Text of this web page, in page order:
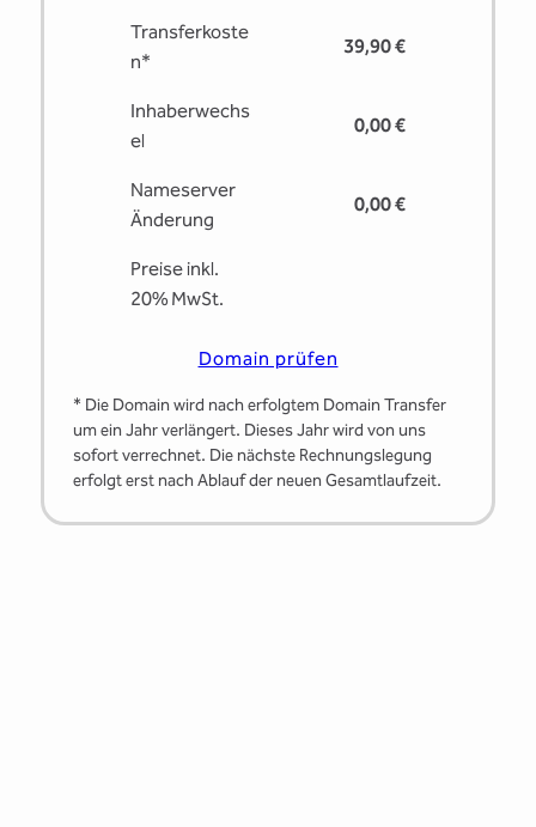
Transferkoste
n*
39,90 €
Inhaberwechs
el
0,00 €
Nameserver
Änderung
0,00 €
Preise inkl.
20% MwSt.
Domain prüfen
* Die Domain wird nach erfolgtem Domain Transfer
um ein Jahr verlängert. Dieses Jahr wird von uns
sofort verrechnet. Die nächste Rechnungslegung
erfolgt erst nach Ablauf der neuen Gesamtlaufzeit.